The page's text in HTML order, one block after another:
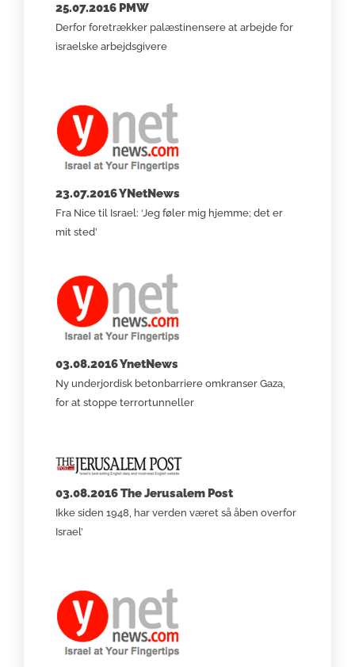
25.07.2016 PMW
Derfor foretrækker palæstinensere at arbejde for
israelske arbejdsgivere
23.07.2016 YNetNews
Fra Nice til Israel: ‘Jeg føler mig hjemme; det er
mit sted’
03.08.2016 YnetNews
Ny underjordisk betonbarriere omkranser Gaza,
for at stoppe terrortunneller
03.08.2016 The Jerusalem Post
Ikke siden 1948, har verden været så åben overfor
Israel’